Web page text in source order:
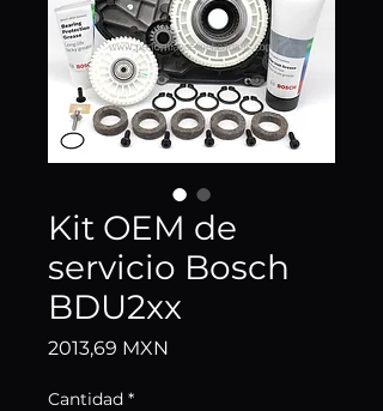
Kit OEM de
servicio Bosch
BDU2xx
2013,69 MXN
Cantidad *